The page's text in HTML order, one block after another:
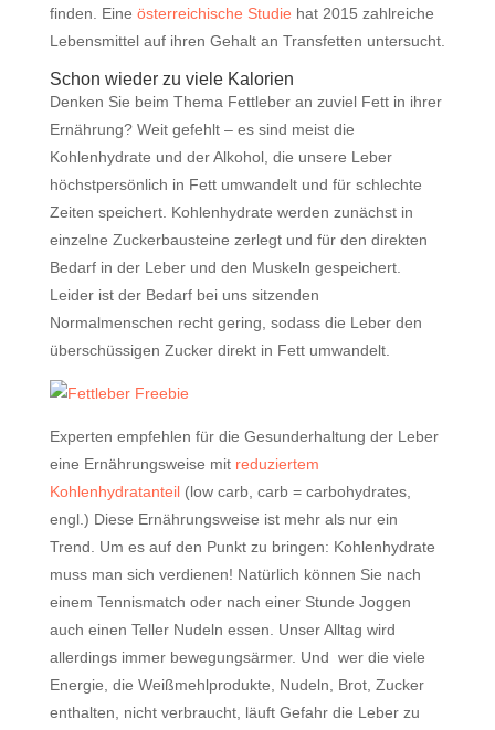
finden. Eine österreichische Studie hat 2015 zahlreiche
Lebensmittel auf ihren Gehalt an Transfetten untersucht.
Schon wieder zu viele Kalorien
Denken Sie beim Thema Fettleber an zuviel Fett in ihrer
Ernährung? Weit gefehlt – es sind meist die
Kohlenhydrate und der Alkohol, die unsere Leber
höchstpersönlich in Fett umwandelt und für schlechte
Zeiten speichert. Kohlenhydrate werden zunächst in
einzelne Zuckerbausteine zerlegt und für den direkten
Bedarf in der Leber und den Muskeln gespeichert.
Leider ist der Bedarf bei uns sitzenden
Normalmenschen recht gering, sodass die Leber den
überschüssigen Zucker direkt in Fett umwandelt.
Experten empfehlen für die Gesunderhaltung der Leber
eine Ernährungsweise mit reduziertem
Kohlenhydratanteil (low carb, carb = carbohydrates,
engl.) Diese Ernährungsweise ist mehr als nur ein
Trend. Um es auf den Punkt zu bringen: Kohlenhydrate
muss man sich verdienen! Natürlich können Sie nach
einem Tennismatch oder nach einer Stunde Joggen
auch einen Teller Nudeln essen. Unser Alltag wird
allerdings immer bewegungsärmer. Und wer die viele
Energie, die Weißmehlprodukte, Nudeln, Brot, Zucker
enthalten, nicht verbraucht, läuft Gefahr die Leber zu